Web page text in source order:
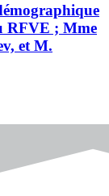
RFVE ; Mme
et M.